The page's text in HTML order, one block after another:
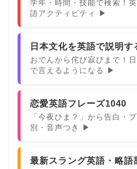
学年・時間・技能で検索！
語アクティビティ ▶
日本文化を英語で説明す
おでんから侘び寂びまで！
で言えるようになる ▶
恋愛英語フレーズ1040
「今夜ひま？」から告白・
別・音声つき ▶
最新スラング英語・略語